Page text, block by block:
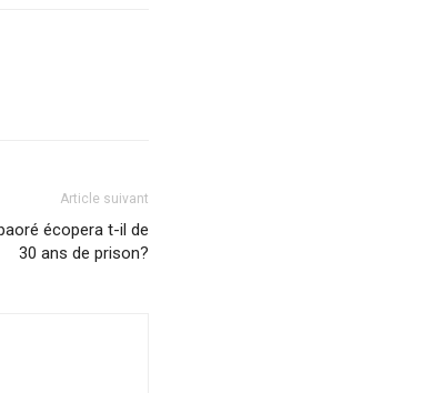
Article suivant
écopera t-il de
30 ans de prison?